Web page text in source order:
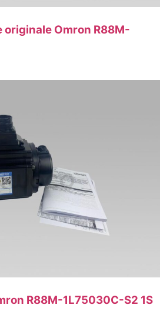
originale Omron R88M-
R88M-1L75030C-S2 1S